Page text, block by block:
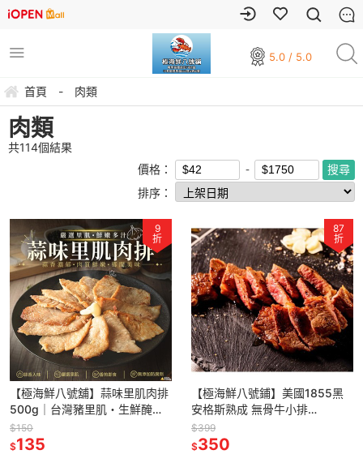
5.0 / 5.0
首頁 - 肉類
肉類
共114個結果
價格：
排序：
9
折
【極海鮮八號舖】蒜味里肌肉排
500g｜台灣豬里肌・生鮮醃漬
｜早餐吐司、便當菜必備🧄 濃郁
蒜香超下飯，一煎就香氣四溢！
$150
$135
87
折
【極海鮮八號鋪】美國1855黑
安格斯熟成 無骨牛小排
(150±10%公克)
$399
$350